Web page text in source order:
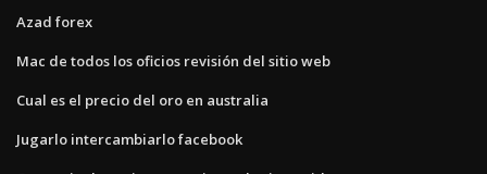
Azad forex
Mac de todos los oficios revisión del sitio web
Cual es el precio del oro en australia
Jugarlo intercambiarlo facebook